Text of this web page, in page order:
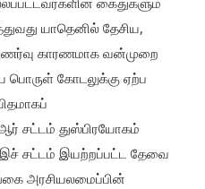
யாதெனில் தேசிய,
காரணமாக வன்முறை
பொருள் கோடலுக்கு ஏற்ப
சட்டம் துஸ்பிரயோகம்
சட்டம் இயற்றப்பட்ட தேவை
அரசியலமைப்பின்